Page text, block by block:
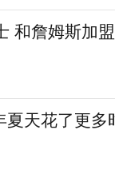
和詹姆斯加
天花了更